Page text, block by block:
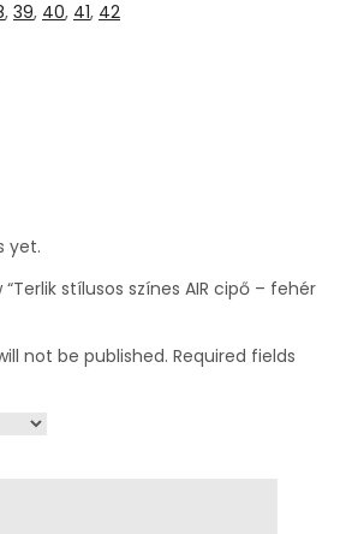
, 39, 40, 41, 42
yet.
stílusos színes AIR cipő – fehér
not be published. Required fields